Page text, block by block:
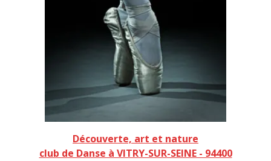
Découverte, art et nature
club de Danse à VITRY-SUR-SEINE - 94400